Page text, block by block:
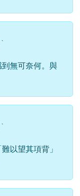
ˋ
無可奈何。與
ˋ
以望其項背」